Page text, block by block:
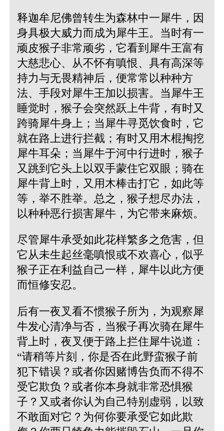
释迦牟尼佛曾转生为森林中一犀牛，因
身具极大威力而成为犀牛王。当时有一
顽皮猴子非常顽劣，它看到犀牛王富有
大慈悲心、从不怀有嗔恨、具有高深等
持力与无畏精神后，便常常以种种方
法、手段对犀牛王加以损害。当犀牛王
睡觉时，猴子会突然跃上牛背，有时又
跨骑犀牛身上；当犀牛寻觅饮食时，它
就在路上进行拦截；有时又用木棍掏挖
犀牛耳朵；当犀牛于河中行进时，猴子
又跳到它头上以双手蒙住它双眼；骑在
犀牛背上时，又用木棒击打它，如此等
等，举不胜举。总之，猴子想尽办法，
以种种恶行损害犀牛，为它带来麻烦。
尽管犀牛承受如此花样繁多之危害，但
它从未生起丝毫嗔恨或不欢喜心，似乎
猴子正在利益自己一样，犀牛以此方便
而恒修安忍。
后有一夜叉看不惯猴子所为，为观察犀
牛发心清净与否，当猴子再次骑在犀牛
背上时，夜叉便于路上拦住犀牛说道：
“请稍等片刻，你是否在此野蛮猴子前
犯下错误？或者你因赌博告负而不得不
受它欺负？或者你本身就非常恐惧猴
子？又或者你认为自己特别虚弱，以致
不敢面对它？为何你要承受它如此欺